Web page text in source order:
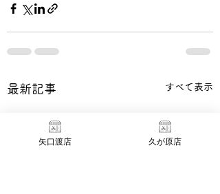
最新記事 すべて表示
矢口渡店 久が原店